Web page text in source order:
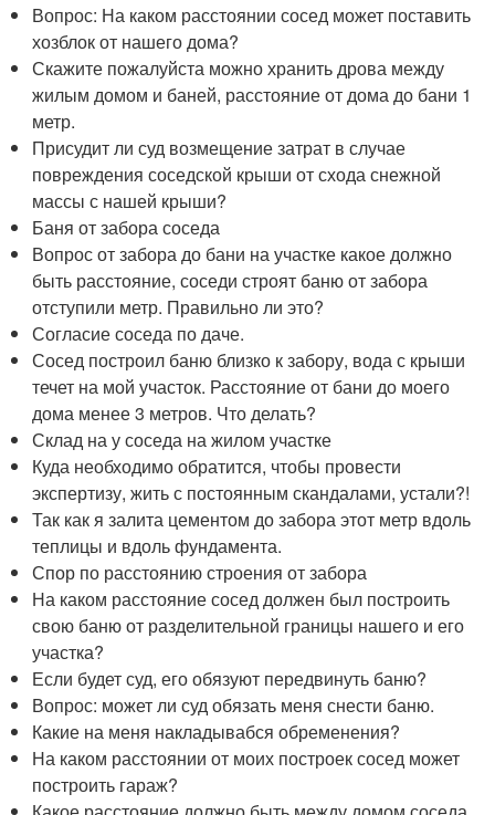
Вопрос: На каком расстоянии сосед может поставить
хозблок от нашего дома?
Скажите пожалуйста можно хранить дрова между
жилым домом и баней, расстояние от дома до бани 1
метр.
Присудит ли суд возмещение затрат в случае
повреждения соседской крыши от схода снежной
массы с нашей крыши?
Баня от забора соседа
Вопрос от забора до бани на участке какое должно
быть расстояние, соседи строят баню от забора
отступили метр. Правильно ли это?
Согласие соседа по даче.
Сосед построил баню близко к забору, вода с крыши
течет на мой участок. Расстояние от бани до моего
дома менее 3 метров. Что делать?
Склад на у соседа на жилом участке
Куда необходимо обратится, чтобы провести
экспертизу, жить с постоянным скандалами, устали?!
Так как я залита цементом до забора этот метр вдоль
теплицы и вдоль фундамента.
Спор по расстоянию строения от забора
На каком расстояние сосед должен был построить
свою баню от разделительной границы нашего и его
участка?
Если будет суд, его обязуют передвинуть баню?
Вопрос: может ли суд обязать меня снести баню.
Какие на меня накладывабся обременения?
На каком расстоянии от моих построек сосед может
построить гараж?